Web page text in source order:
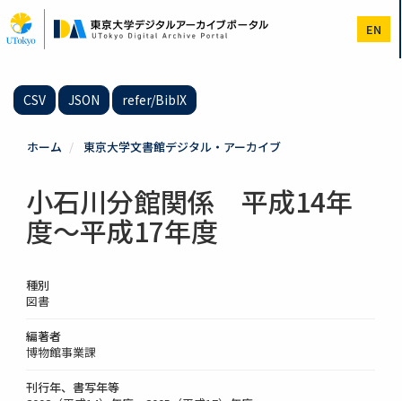
イ
ン
EN
CSV JSON refer/BibIX
ホーム 東京大学文書館デジタル・アーカイブ
小石川分館関係 平成14年
度～平成17年度
種別
図書
編著者
博物館事業課
刊行年、書写年等